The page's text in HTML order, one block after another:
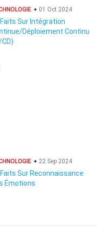
01 Oct 2024
Sur Intégration
Déploiement Continu
22 Sep 2024
Sur Reconnaissance
Émotions